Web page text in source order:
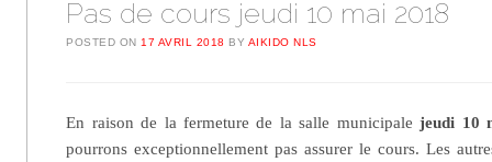
Pas de cours jeudi 10 mai 2018
POSTED ON17 AVRIL 2018 BY AIKIDO NLS
En raison de la fermeture de la salle municipalejeudi 10
pourrons exceptionnellement pas assurer le cours. Les